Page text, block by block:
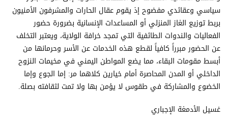
سياسي وعقائدي مفضوح إذ يقوم عقال الحارات والمشرفون الأمنيون
بربط توزيع الغاز المنزلي أو المساعدات الإنسانية بضرورة حضور
الفعاليات والندوات الطائفية التي تمجد خرافة الولاية، ويعتبر التخلف
عن الحضور مبرراً كافياً لقطع هذه الخدمات عن الأسر وحرمانها من
أبسط مقومات البقاء، مما يضع المواطن اليمني في مخيمات النزوح
الداخلي أو المدن المحاصرة أمام خيارين كلاهما مر: إما الجوع وإما
الخضوع والمشاركة في طقوس لا يؤمن بها ولا تمت لثقافته بصلة.
غسيل الأدمغة الإجباري